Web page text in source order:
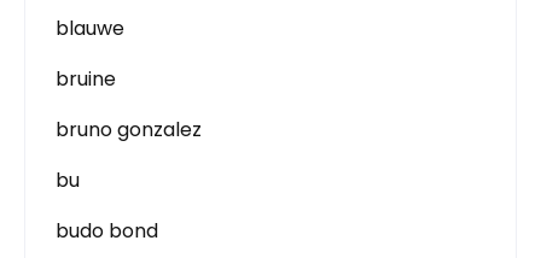
blauwe
bruine
bruno gonzalez
bu
budo bond